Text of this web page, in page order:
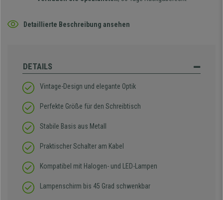
Detaillierte Beschreibung ansehen
DETAILS
Vintage-Design und elegante Optik
Perfekte Größe für den Schreibtisch
Stabile Basis aus Metall
Praktischer Schalter am Kabel
Kompatibel mit Halogen- und LED-Lampen
Lampenschirm bis 45 Grad schwenkbar